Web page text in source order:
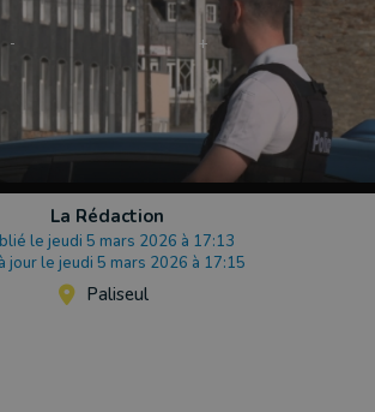
La Rédaction
le jeudi 5 mars 2026 à 17:13
jour le jeudi 5 mars 2026 à 17:15
Paliseul